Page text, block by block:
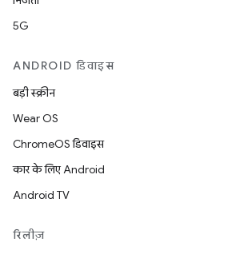
5G
ANDROID डिवाइस
बड़ी स्क्रीन
Wear OS
ChromeOS डिवाइस
कार के लिए Android
Android TV
रिलीज़